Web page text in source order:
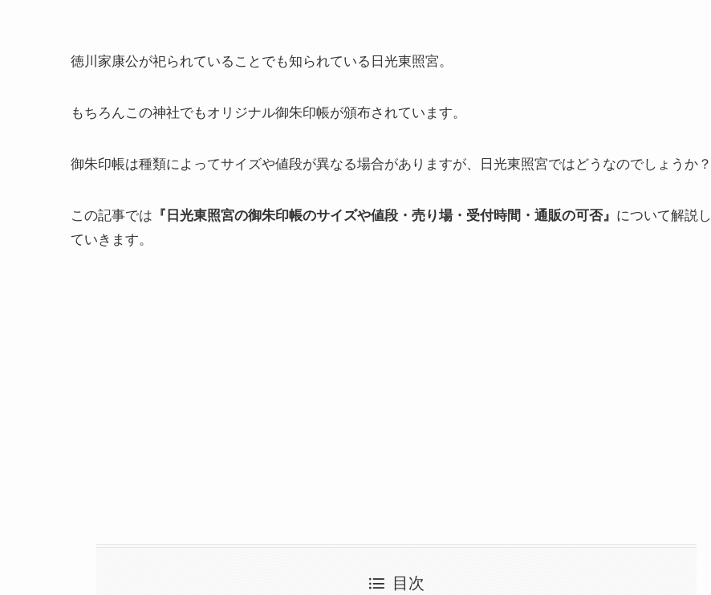
徳川家康公が祀られていることでも知られている日光東照宮。
もちろんこの神社でもオリジナル御朱印帳が頒布されています。
御朱印帳は種類によってサイズや値段が異なる場合がありますが、日光東照宮ではどうなのでしょうか？
この記事では 『日光東照宮の御朱印帳のサイズや値段・売り場・受付時間・通販の可否』 について解説し
ていきます。
目次